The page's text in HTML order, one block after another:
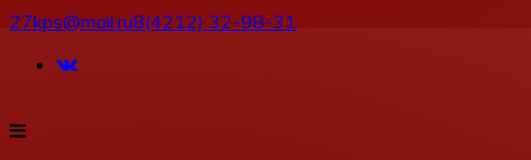
27kps@mail.ru8(4212) 32-98-31